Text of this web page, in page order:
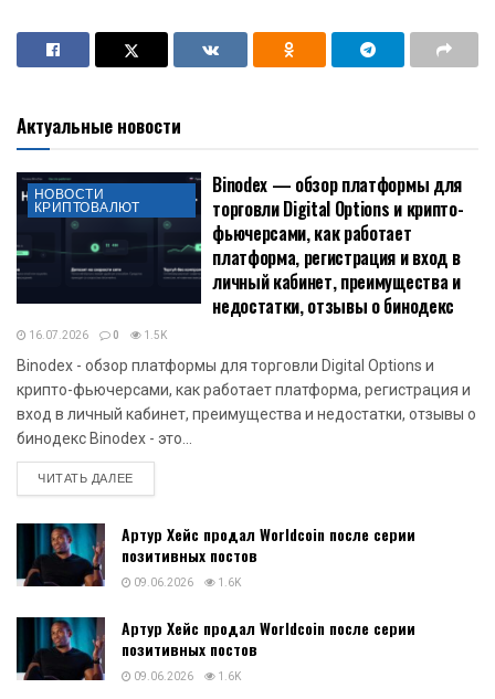
Актуальные новости
НОВОСТИ
КРИПТОВАЛЮТ
Binodex — обзор платформы для
торговли Digital Options и крипто-
фьючерсами, как работает
платформа, регистрация и вход в
личный кабинет, преимущества и
недостатки, отзывы о бинодекс
16.07.2026 0 1.5K
Binodex - обзор платформы для торговли Digital Options и
крипто-фьючерсами, как работает платформа, регистрация и
вход в личный кабинет, преимущества и недостатки, отзывы о
бинодекс Binodex - это...
ЧИТАТЬ ДАЛЕЕDETAILS
Артур Хейс продал Worldcoin после серии
позитивных постов
09.06.2026 1.6K
Артур Хейс продал Worldcoin после серии
позитивных постов
09.06.2026 1.6K